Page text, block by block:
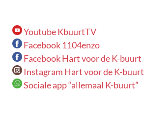
Youtube KbuurtTV
Facebook 1104enzo
Facebook Hart voor de K-buurt
Instagram Hart voor de K-buurt
Sociale app “allemaal K-buurt”